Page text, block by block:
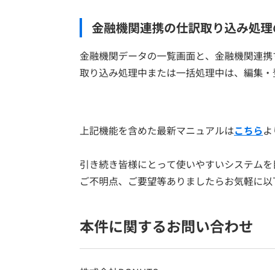
金融機関連携の仕訳取り込み処
金融機関データの一覧画面と、金融機関連
取り込み処理中または一括処理中は、編集
上記機能を含めた最新マニュアルはこちら
引き続き皆様にとって使いやすいシステム
ご不明点、ご要望等ありましたらお気軽に
本件に関するお問い合わせ